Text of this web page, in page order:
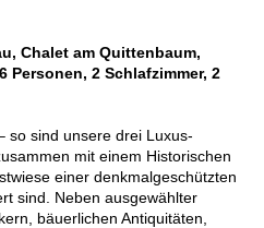
Chalet am Quittenbaum,
Personen, 2 Schlafzimmer, 2
so sind unsere drei Luxus-
mit einem Historischen
einer denkmalgeschützten
sind. Neben ausgewählter
bäuerlichen Antiquitäten,